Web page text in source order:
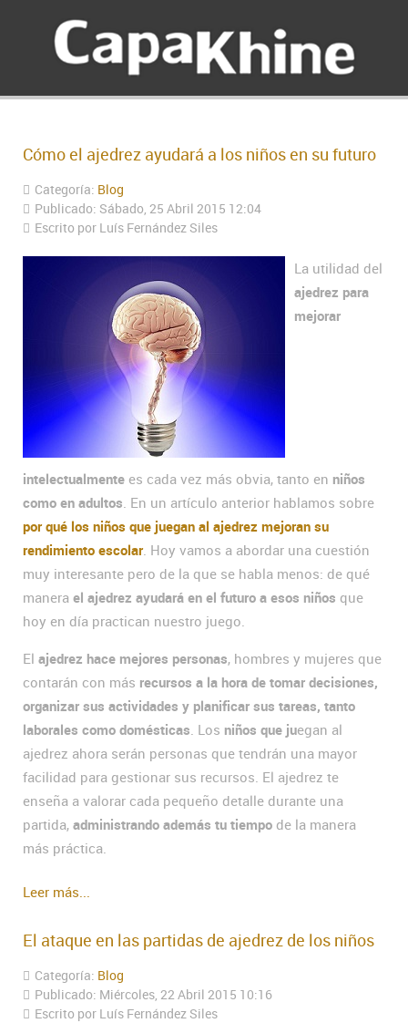
Cómo el ajedrez ayudará a los niños en su futuro
Categoría: Blog
Publicado: Sábado, 25 Abril 2015 12:04
Escrito por Luís Fernández Siles
La utilidad del
ajedrez para
mejorar
intelectualmente es cada vez más obvia, tanto en niños
como en adultos . En un artículo anterior hablamos sobre
por qué los niños que juegan al ajedrez mejoran su
rendimiento escolar. Hoy vamos a abordar una cuestión
muy interesante pero de la que se habla menos: de qué
manera el ajedrez ayudará en el futuro a esos niños que
hoy en día practican nuestro juego.
El ajedrez hace mejores personas, hombres y mujeres que
contarán con más recursos a la hora de tomar decisiones,
organizar sus actividades y planificar sus tareas, tanto
laborales como domésticas . Los niños que juegan al
ajedrez ahora serán personas que tendrán una mayor
facilidad para gestionar sus recursos. El ajedrez te
enseña a valorar cada pequeño detalle durante una
partida, administrando además tu tiempo de la manera
más práctica.
Leer más...
El ataque en las partidas de ajedrez de los niños
Categoría: Blog
Publicado: Miércoles, 22 Abril 2015 10:16
Escrito por Luís Fernández Siles